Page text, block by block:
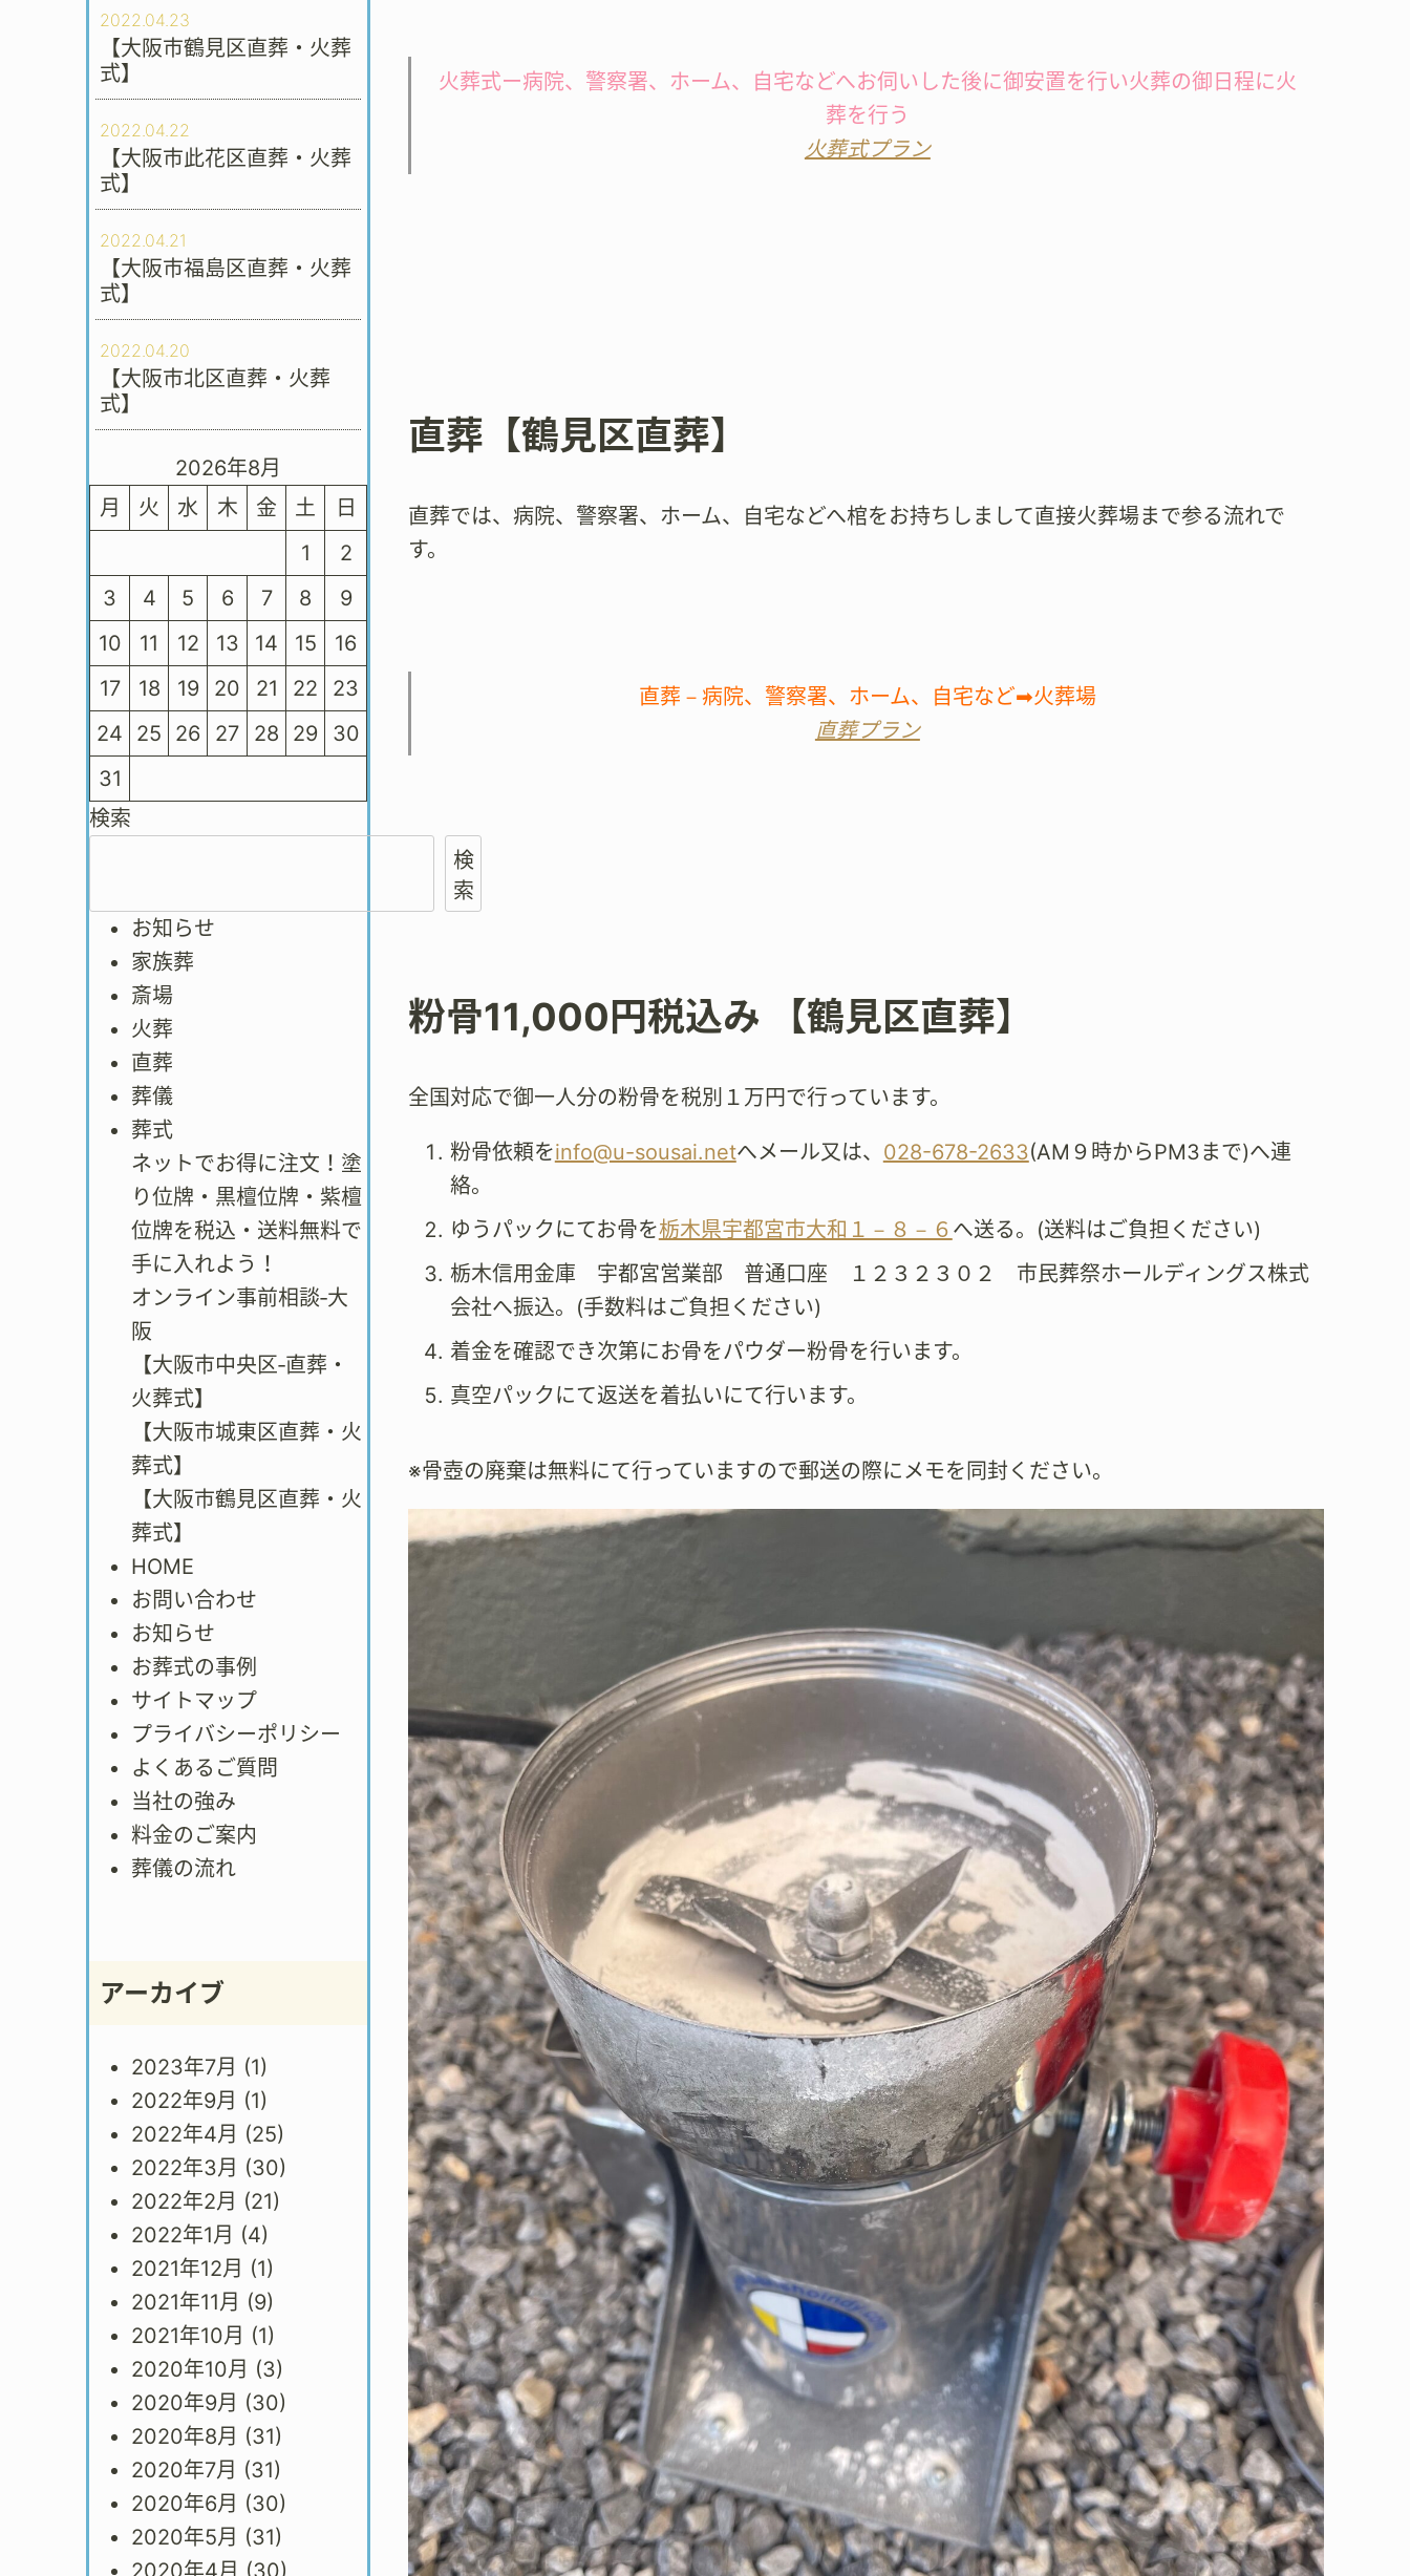
2022.04.23
【大阪市鶴見区直葬・火葬
式】
2022.04.22
【大阪市此花区直葬・火葬
式】
2022.04.21
【大阪市福島区直葬・火葬
式】
2022.04.20
【大阪市北区直葬・火葬
式】
2026年8月
月
火 水 木 金 土
日
1
2
3
4 5 6 7 8
9
10
11 12 13 14 15
16
17
18 19 20 21 22
23
24
25 26 27 28 29
30
31
検索
検
索
お知らせ
家族葬
斎場
火葬
直葬
葬儀
葬式
ネットでお得に注文！塗
り位牌・黒檀位牌・紫檀
位牌を税込・送料無料で
手に入れよう！
オンライン事前相談‐大
阪
【大阪市中央区‐直葬・
火葬式】
【大阪市城東区直葬・火
葬式】
【大阪市鶴見区直葬・火
葬式】
HOME
お問い合わせ
お知らせ
お葬式の事例
サイトマップ
プライバシーポリシー
よくあるご質問
当社の強み
料金のご案内
葬儀の流れ
アーカイブ
2023年7月 (1)
2022年9月 (1)
2022年4月 (25)
2022年3月 (30)
2022年2月 (21)
2022年1月 (4)
2021年12月 (1)
2021年11月 (9)
2021年10月 (1)
2020年10月 (3)
2020年9月 (30)
2020年8月 (31)
2020年7月 (31)
2020年6月 (30)
2020年5月 (31)
火葬式ー病院、警察署、ホーム、自宅などへお伺いした後に御安置を行い火葬の御日程に火
葬を行う
火葬式プラン
直葬【鶴見区直葬】
直葬では、病院、警察署、ホーム、自宅などへ棺をお持ちしまして直接火葬場まで参る流れで
す。
直葬－病院、警察署、ホーム、自宅など➡火葬場
直葬プラン
粉骨11,000円税込み 【鶴見区直葬】
全国対応で御一人分の粉骨を税別１万円で行っています。
粉骨依頼をinfo@u-sousai.netへメール又は、 028-678-2633(AM９時からPM3まで)へ連
絡。
ゆうパックにてお骨を栃木県宇都宮市大和１－８－６ へ送る。(送料はご負担ください)
栃木信用金庫 宇都宮営業部 普通口座 １２３２３０２ 市民葬祭ホールディングス株式
会社へ振込。(手数料はご負担ください)
着金を確認でき次第にお骨をパウダー粉骨を行います。
真空パックにて返送を着払いにて行います。
※骨壺の廃棄は無料にて行っていますので郵送の際にメモを同封ください。